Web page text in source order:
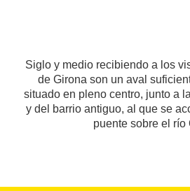
Siglo y medio recibiendo a los
de Girona son un aval
situado en pleno centro, junto a
y del barrio antiguo, al que se
puente sobre el río